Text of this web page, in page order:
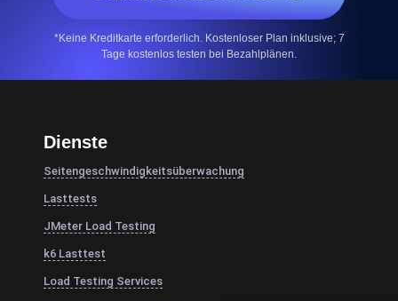
*Keine Kreditkarte erforderlich. Kostenloser Plan inklusive; 7
Tage kostenlos testen bei Bezahlplänen.
Dienste
Seitengeschwindigkeitsüberwachung
Lasttests
JMeter Load Testing
k6 Lasttest
Load Testing Services